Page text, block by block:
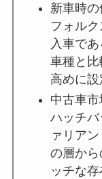
新車時の
フォル
入車で
車種と
高めに設
中古車市
ハッチ
ァリア
の層か
ッチな